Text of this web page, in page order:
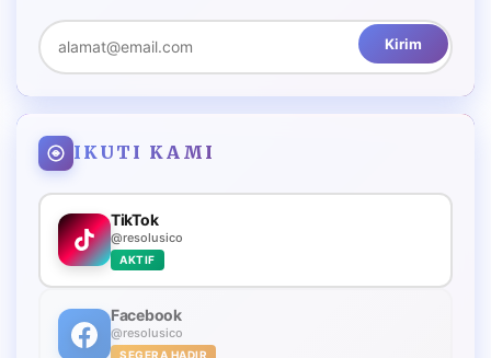
Kirim
IKUTI KAMI
TikTok
@resolusico
AKTIF
Facebook
@resolusico
SEGERA HADIR